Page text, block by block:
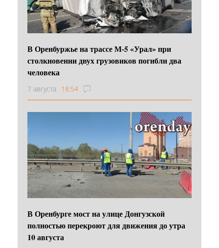
В Оренбуржье на трассе М-5 «Урал» при
столкновении двух грузовиков погибли два
человека
7 августа 18:54
В Оренбурге мост на улице Донгузской
полностью перекроют для движения до утра
10 августа